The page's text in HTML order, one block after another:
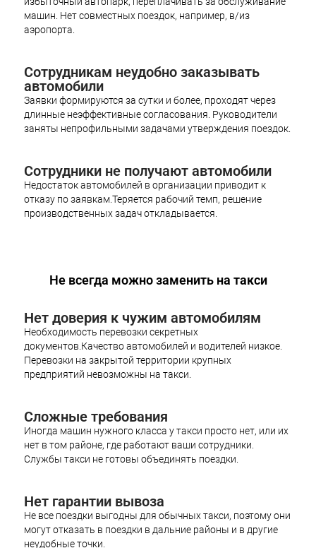
машин. Нет совместных поездок, например, в/из
аэропорта.
Сотрудникам неудобно заказывать
автомобили
Заявки формируются за сутки и более, проходят через
длинные неэффективные согласования. Руководители
заняты непрофильными задачами утверждения поездок.
Сотрудники не получают автомобили
Недостаток автомобилей в организации приводит к
отказу по заявкам.Теряется рабочий темп, решение
производственных задач откладывается.
Не всегда можно заменить на такси
Нет доверия к чужим автомобилям
Необходимость перевозки секретных
документов.Качество автомобилей и водителей низкое.
Перевозки на закрытой территории крупных
предприятий невозможны на такси.
Сложные требования
Иногда машин нужного класса у такси просто нет, или их
нет в том районе, где работают ваши сотрудники.
Службы такси не готовы объединять поездки.
Нет гарантии вывоза
Не все поездки выгодны для обычных такси, поэтому они
могут отказать в поездки в дальние районы и в другие
неудобные точки.